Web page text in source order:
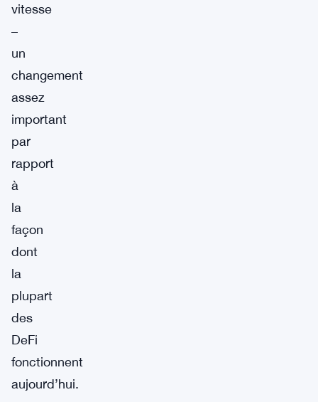
vitesse
–
un
changement
assez
important
par
rapport
à
la
façon
dont
la
plupart
des
DeFi
fonctionnent
aujourd’hui.